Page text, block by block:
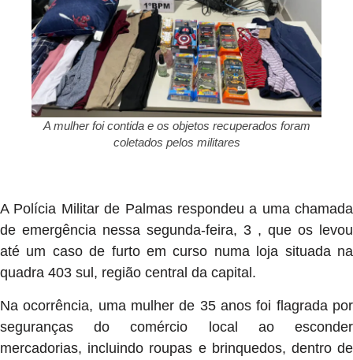
A mulher foi contida e os objetos recuperados foram
coletados pelos militares
A Polícia Militar de Palmas respondeu a uma chamada
de emergência nessa segunda-feira, 3 , que os levou
até um caso de furto em curso numa loja situada na
quadra 403 sul, região central da capital.
Na ocorrência, uma mulher de 35 anos foi flagrada por
seguranças do comércio local ao esconder
mercadorias, incluindo roupas e brinquedos, dentro de